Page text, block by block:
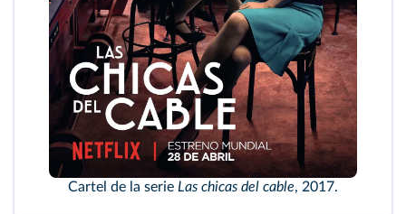
Cartel de la serie Las chicas del cable, 2017.